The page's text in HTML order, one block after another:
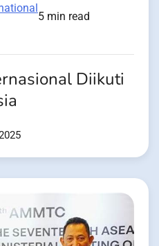
5 min read
Diikuti